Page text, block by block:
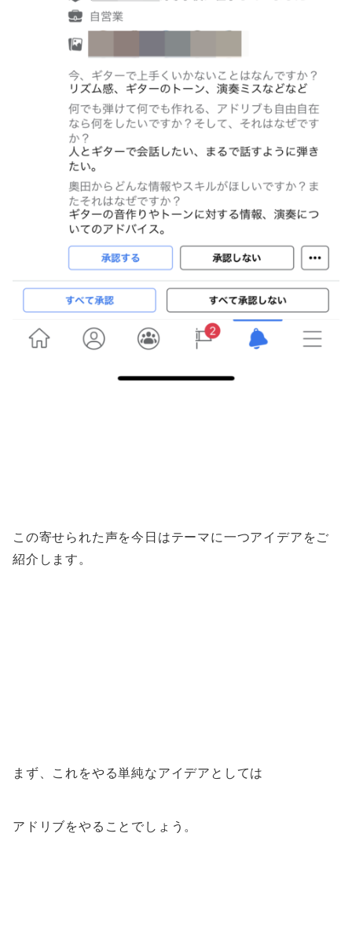
この寄せられた声を今日はテーマに一つアイデアをご
紹介します。
まず、これをやる単純なアイデアとしては
アドリブをやることでしょう。